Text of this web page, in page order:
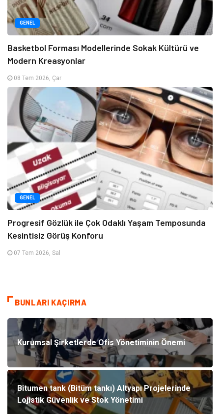
GENEL
Basketbol Forması Modellerinde Sokak Kültürü ve
Modern Kreasyonlar
08 Tem 2026, Çar
GENEL
Progresif Gözlük ile Çok Odaklı Yaşam Temposunda
Kesintisiz Görüş Konforu
07 Tem 2026, Sal
BUNLARI KAÇIRMA
Kurumsal Şirketlerde Ofis Yönetiminin Önemi
Bitumen tank (Bitüm tankı) Altyapı Projelerinde
Lojistik Güvenlik ve Stok Yönetimi